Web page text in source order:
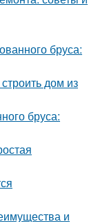
бруса:
дом из
бруса:
и